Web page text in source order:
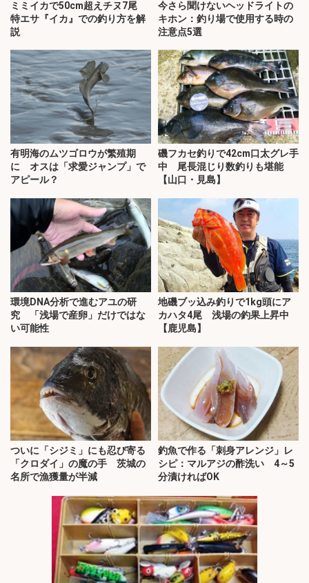
ミミイカで50cm超えチヌ7尾
特エサ『イカ』での釣り方を解
説
今さら聞けないヘッドライトの
キホン：釣り場で使用する時の
注意点5選
有明海のムツゴロウが繁殖期
に オスは「求愛ジャンプ」で
アピール？
磯フカセ釣りで42cm口太グレ手
中 尾長混じり数釣りも堪能
【山口・見島】
環境DNA分析で進むアユの研
究 「浅場で産卵」だけではな
い可能性
地磯ブッ込み釣りで1kg頭にア
カハタ4尾 浅場の釣果上昇中
【鹿児島】
ついに「シジミ」にも忍び寄る
「クロダイ」の魔の手 茨城の
名所で漁獲量が半減
釣魚で作る「刺身アレンジ」レ
シピ：マルアジの酢洗い 4～5
分漬ければOK